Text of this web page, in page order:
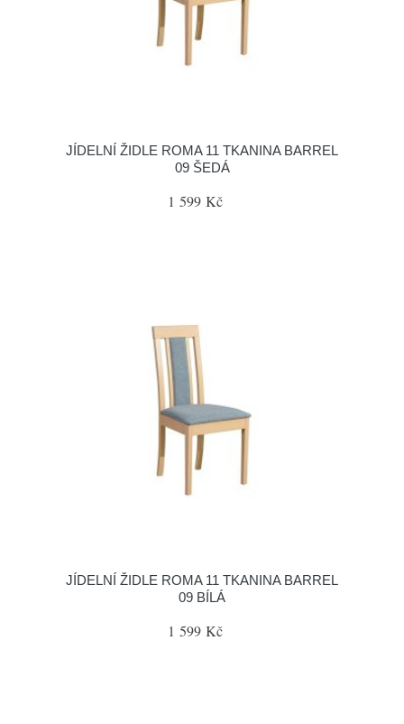
JÍDELNÍ ŽIDLE ROMA 11 TKANINA BARREL
09 ŠEDÁ
1 599 Kč
JÍDELNÍ ŽIDLE ROMA 11 TKANINA BARREL
09 BÍLÁ
1 599 Kč